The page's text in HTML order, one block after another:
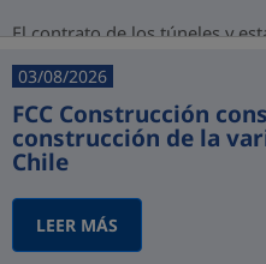
El contrato de los túneles y
03/08/2026
FCC Construcción
construcción de la
Chile
LEER MÁS